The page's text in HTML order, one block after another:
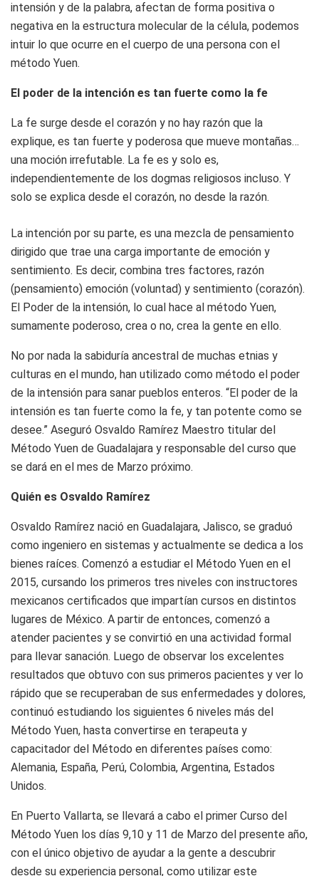
intensión y de la palabra, afectan de forma positiva o
negativa en la estructura molecular de la célula, podemos
intuir lo que ocurre en el cuerpo de una persona con el
método Yuen.
El poder de la intención es tan fuerte como la fe
La fe surge desde el corazón y no hay razón que la
explique, es tan fuerte y poderosa que mueve montañas…
una moción irrefutable. La fe es y solo es,
independientemente de los dogmas religiosos incluso. Y
solo se explica desde el corazón, no desde la razón.
La intención por su parte, es una mezcla de pensamiento
dirigido que trae una carga importante de emoción y
sentimiento. Es decir, combina tres factores, razón
(pensamiento) emoción (voluntad) y sentimiento (corazón).
El Poder de la intensión, lo cual hace al método Yuen,
sumamente poderoso, crea o no, crea la gente en ello.
No por nada la sabiduría ancestral de muchas etnias y
culturas en el mundo, han utilizado como método el poder
de la intensión para sanar pueblos enteros. “El poder de la
intensión es tan fuerte como la fe, y tan potente como se
desee.” Aseguró Osvaldo Ramírez Maestro titular del
Método Yuen de Guadalajara y responsable del curso que
se dará en el mes de Marzo próximo.
Quién es Osvaldo Ramírez
Osvaldo Ramírez nació en Guadalajara, Jalisco, se graduó
como ingeniero en sistemas y actualmente se dedica a los
bienes raíces. Comenzó a estudiar el Método Yuen en el
2015, cursando los primeros tres niveles con instructores
mexicanos certificados que impartían cursos en distintos
lugares de México. A partir de entonces, comenzó a
atender pacientes y se convirtió en una actividad formal
para llevar sanación. Luego de observar los excelentes
resultados que obtuvo con sus primeros pacientes y ver lo
rápido que se recuperaban de sus enfermedades y dolores,
continuó estudiando los siguientes 6 niveles más del
Método Yuen, hasta convertirse en terapeuta y
capacitador del Método en diferentes países como:
Alemania, España, Perú, Colombia, Argentina, Estados
Unidos.
En Puerto Vallarta, se llevará a cabo el primer Curso del
Método Yuen los días 9,10 y 11 de Marzo del presente año,
con el único objetivo de ayudar a la gente a descubrir
desde su experiencia personal, como utilizar este